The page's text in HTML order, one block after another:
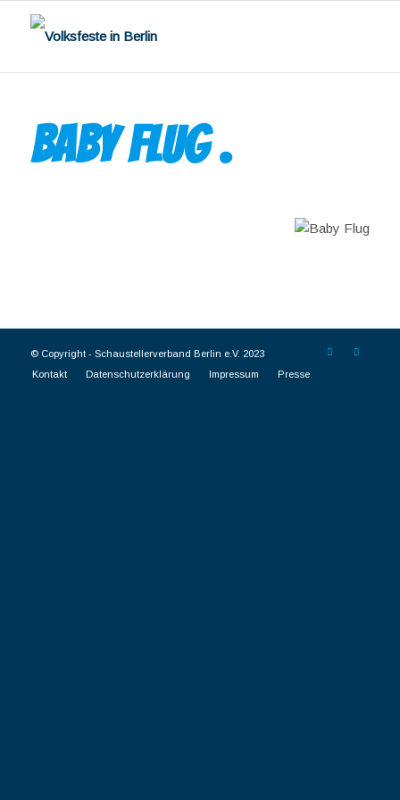
BABY FLUG.
© Copyright - Schaustellerverband Berlin e.V. 2023
Kontakt
Datenschutzerklärung Impressum Presse